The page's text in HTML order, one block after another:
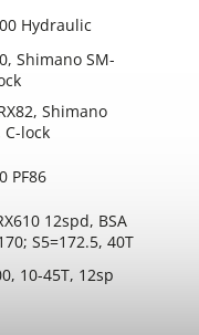
Hydraulic
Shimano SM-
Shimano
C-lock
PF86
12spd, BSA
S5=172.5, 40T
10-45T, 12sp